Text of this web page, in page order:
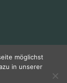
möglichst
in unserer